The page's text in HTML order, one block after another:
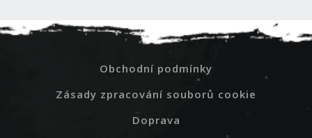
Obchodní podmínky
Zásady zpracování souborů cookie
Doprava